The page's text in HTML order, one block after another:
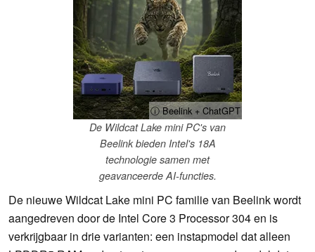
ⓘ Beelink + ChatGPT
De Wildcat Lake mini PC's van
Beelink bieden Intel's 18A
technologie samen met
geavanceerde AI-functies.
De nieuwe Wildcat Lake mini PC familie van Beelink wordt
aangedreven door de Intel Core 3 Processor 304 en is
verkrijgbaar in drie varianten: een instapmodel dat alleen